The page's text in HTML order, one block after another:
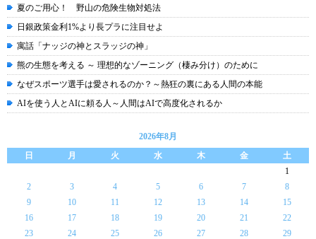
夏のご用心！ 野山の危険生物対処法
日銀政策金利1%より長プラに注目せよ
寓話「ナッジの神とスラッジの神」
熊の生態を考える ～ 理想的なゾーニング（棲み分け）のために
なぜスポーツ選手は愛されるのか？～熱狂の裏にある人間の本能
AIを使う人とAIに頼る人～人間はAIで高度化されるか
2026年8月
日
月 火 水 木 金
土
1
2
3 4 5 6 7
8
9
10 11 12 13 14
15
16
17 18 19 20 21
22
23
24 25 26 27 28
29